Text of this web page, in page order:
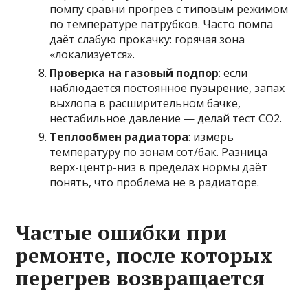
помпу сравни прогрев с типовым режимом
по температуре патрубков. Часто помпа
даёт слабую прокачку: горячая зона
«локализуется».
Проверка на газовый подпор: если
наблюдается постоянное пузырение, запах
выхлопа в расширительном бачке,
нестабильное давление — делай тест CO2.
Теплообмен радиатора: измерь
температуру по зонам сот/бак. Разница
верх-центр-низ в пределах нормы даёт
понять, что проблема не в радиаторе.
Частые ошибки при
ремонте, после которых
перегрев возвращается